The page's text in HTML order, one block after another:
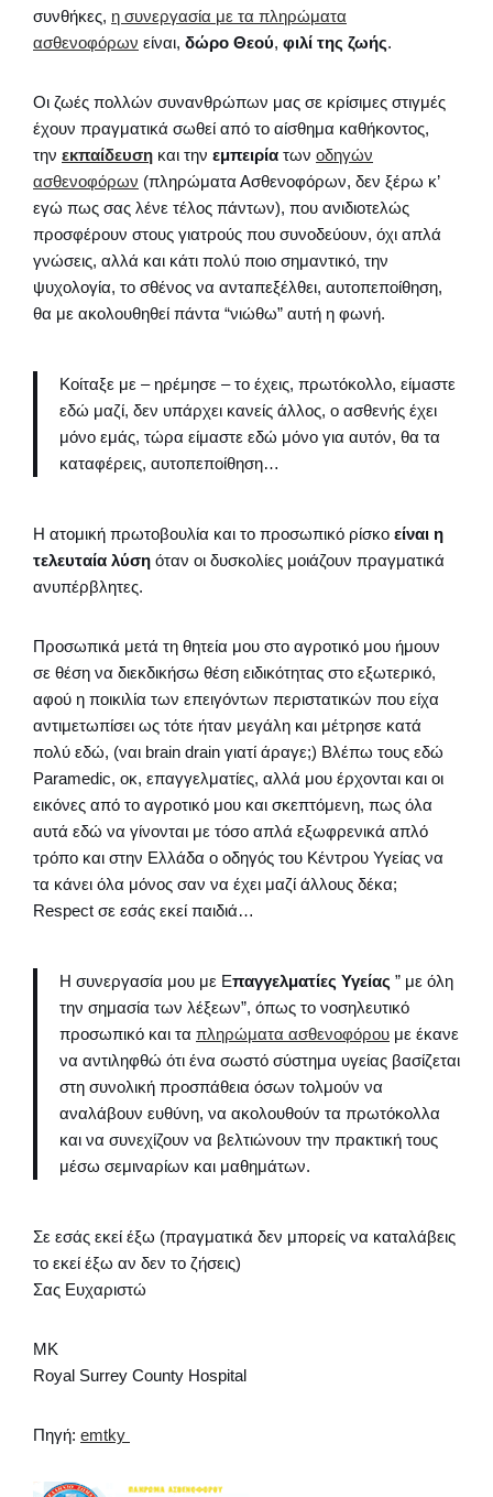
συνθήκες, η συνεργασία με τα πληρώματα
ασθενοφόρων είναι, δώρο Θεού, φιλί της ζωής.
Οι ζωές πολλών συνανθρώπων μας σε κρίσιμες στιγμές
έχουν πραγματικά σωθεί από το αίσθημα καθήκοντος,
την εκπαίδευση και την εμπειρία των οδηγών
ασθενοφόρων (πληρώματα Ασθενοφόρων, δεν ξέρω κ’
εγώ πως σας λένε τέλος πάντων), που ανιδιοτελώς
προσφέρουν στους γιατρούς που συνοδεύουν, όχι απλά
γνώσεις, αλλά και κάτι πολύ ποιο σημαντικό, την
ψυχολογία, το σθένος να ανταπεξέλθει, αυτοπεποίθηση,
θα με ακολουθηθεί πάντα “νιώθω” αυτή η φωνή.
Κοίταξε με – ηρέμησε – το έχεις, πρωτόκολλο, είμαστε
εδώ μαζί, δεν υπάρχει κανείς άλλος, ο ασθενής έχει
μόνο εμάς, τώρα είμαστε εδώ μόνο για αυτόν, θα τα
καταφέρεις, αυτοπεποίθηση…
Η ατομική πρωτοβουλία και το προσωπικό ρίσκο είναι η
τελευταία λύση όταν οι δυσκολίες μοιάζουν πραγματικά
ανυπέρβλητες.
Προσωπικά μετά τη θητεία μου στο αγροτικό μου ήμουν
σε θέση να διεκδικήσω θέση ειδικότητας στο εξωτερικό,
αφού η ποικιλία των επειγόντων περιστατικών που είχα
αντιμετωπίσει ως τότε ήταν μεγάλη και μέτρησε κατά
πολύ εδώ, (ναι brain drain γιατί άραγε;) Βλέπω τους εδώ
Paramedic, οκ, επαγγελματίες, αλλά μου έρχονται και οι
εικόνες από το αγροτικό μου και σκεπτόμενη, πως όλα
αυτά εδώ να γίνονται με τόσο απλά εξωφρενικά απλό
τρόπο και στην Ελλάδα ο οδηγός του Κέντρου Υγείας να
τα κάνει όλα μόνος σαν να έχει μαζί άλλους δέκα;
Respect σε εσάς εκεί παιδιά…
Η συνεργασία μου με Επαγγελματίες Υγείας ” με όλη
την σημασία των λέξεων”, όπως το νοσηλευτικό
προσωπικό και τα πληρώματα ασθενοφόρου με έκανε
να αντιληφθώ ότι ένα σωστό σύστημα υγείας βασίζεται
στη συνολική προσπάθεια όσων τολμούν να
αναλάβουν ευθύνη, να ακολουθούν τα πρωτόκολλα
και να συνεχίζουν να βελτιώνουν την πρακτική τους
μέσω σεμιναρίων και μαθημάτων.
Σε εσάς εκεί έξω (πραγματικά δεν μπορείς να καταλάβεις
το εκεί έξω αν δεν το ζήσεις)
Σας Ευχαριστώ
ΜΚ
Royal Surrey County Hospital
Πηγή: emtky